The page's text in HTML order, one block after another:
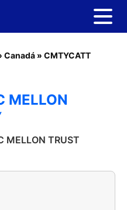
Canadá » CMTYCATT
MELLON
MELLON TRUST